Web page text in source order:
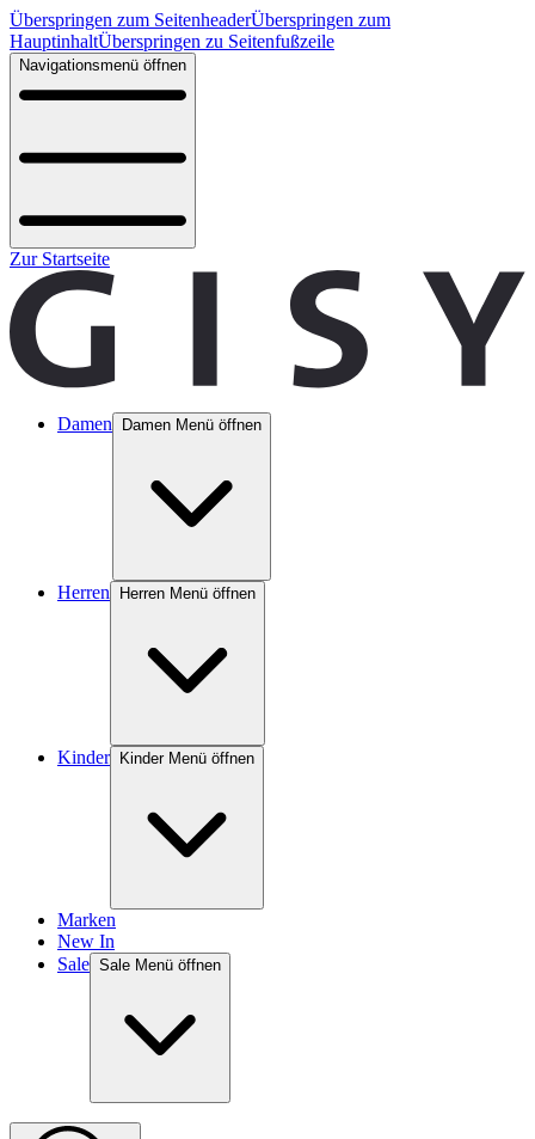
Überspringen zum SeitenheaderÜberspringen zum
HauptinhaltÜberspringen zu Seitenfußzeile
Navigationsmenü öffnen
Zur Startseite
Damen Damen Menü öffnen
Herren Herren Menü öffnen
Kinder Kinder Menü öffnen
Marken
New In
Sale Sale Menü öffnen